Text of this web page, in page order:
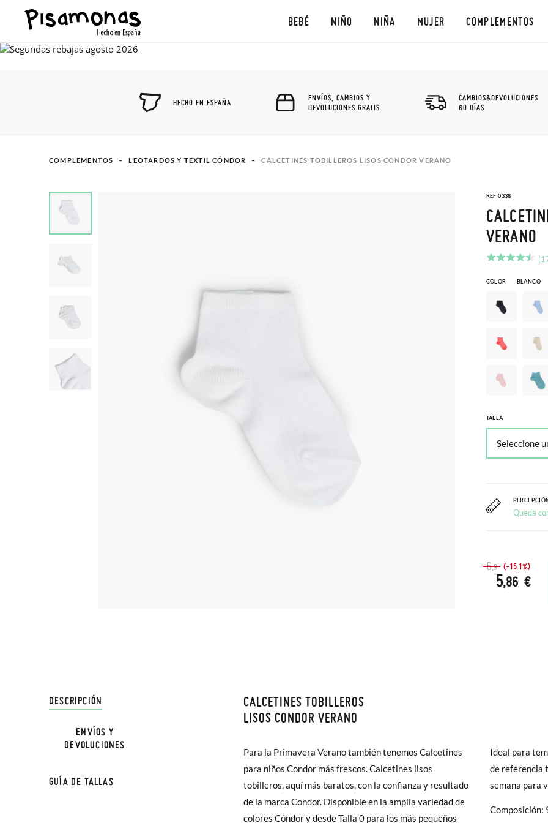
BEBÉ NIÑO NIÑA MUJER COMPLEMENTOS
HECHO EN ESPAÑA
ENVÍOS, CAMBIOS Y
DEVOLUCIONES GRATIS
CAMBIOS&DEVOLUCIONES
60 DÍAS
COMPLEMENTOS LEOTARDOS Y TEXTIL CÓNDOR CALCETINES TOBILLEROS LISOS CONDOR VERANO
REF 0338
VERANO
COLOR BLANCO
TALLA
Queda
6,9 (-15.1%)
5,86 €
DESCRIPCIÓN
CALCETINES TOBILLEROS
LISOS CONDOR VERANO
Para la Primavera Verano también tenemos Calcetines
para niños Condor más frescos. Calcetines lisos
tobilleros, aquí más baratos, con la confianza y resultado
de la marca Condor. Disponible en la amplia variedad de
colores Cóndor y desde Talla 0 para los más pequeños
Ideal para
de referencia
semana para
Composición:
ENVÍOS Y
DEVOLUCIONES
En Pisamonas todos los Envíos son GRATIS y los Cambios de Talla/Color
hasta en 60 días. ¡Te acercamos nuestra tienda física hasta la puerta de tu
Además del envío estándar gratuito (2-3 días laborables), en caso de que
poco más (3,95€) elegir Envío Urgente en Península.
En Baleares el tiempo de envío es de 3-4 días laborables.
Sólo en Pisamonas envíos y cambios gratis, sin importe mínimo, sin
GUÍA DE TALLAS
TALLA 000 00 0 2 4
Calzado
15-19 15-19 15-19 19-22